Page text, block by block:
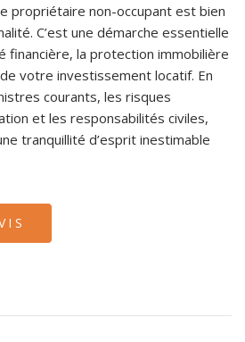
propriétaire non-occupant est bien
C’est une démarche essentielle
financière, la protection immobilière
votre investissement locatif. En
courants, les risques
et les responsabilités civiles,
tranquillité d’esprit inestimable